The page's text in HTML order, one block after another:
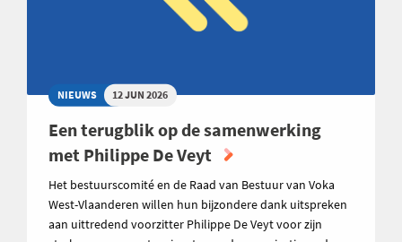
NIEUWS 12 JUN 2026
Een terugblik op de samenwerking
met Philippe De Veyt
Het bestuurscomité en de Raad van Bestuur van Voka
West-Vlaanderen willen hun bijzondere dank uitspreken
aan uittredend voorzitter Philippe De Veyt voor zijn